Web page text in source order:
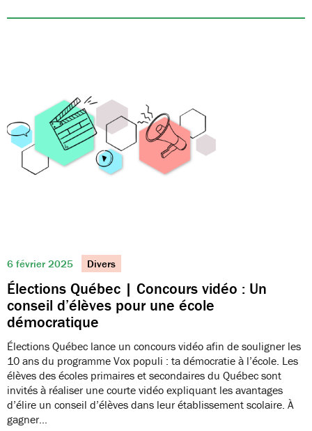
6 février 2025 Divers
Élections Québec | Concours vidéo : Un
conseil d’élèves pour une école
démocratique
Élections Québec lance un concours vidéo afin de souligner les
10 ans du programme Vox populi : ta démocratie à l’école. Les
élèves des écoles primaires et secondaires du Québec sont
invités à réaliser une courte vidéo expliquant les avantages
d’élire un conseil d’élèves dans leur établissement scolaire. À
gagner…